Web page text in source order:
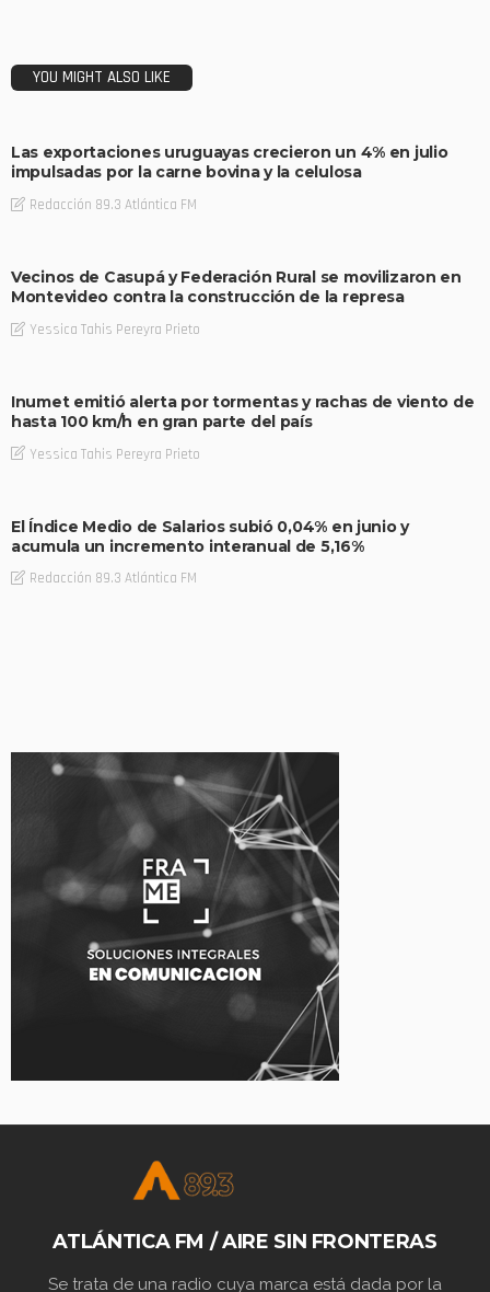
YOU MIGHT ALSO LIKE
Las exportaciones uruguayas crecieron un 4% en julio
impulsadas por la carne bovina y la celulosa
Redacción 89.3 Atlántica FM
Vecinos de Casupá y Federación Rural se movilizaron en
Montevideo contra la construcción de la represa
Yessica Tahis Pereyra Prieto
Inumet emitió alerta por tormentas y rachas de viento de
hasta 100 km/h en gran parte del país
Yessica Tahis Pereyra Prieto
El Índice Medio de Salarios subió 0,04% en junio y
acumula un incremento interanual de 5,16%
Redacción 89.3 Atlántica FM
ATLÁNTICA FM / AIRE SIN FRONTERAS
Se trata de una radio cuya marca está dada por la